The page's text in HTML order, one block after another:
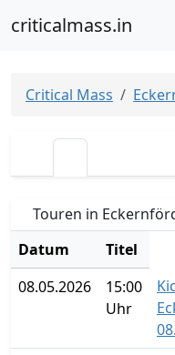
criticalmass.in
Critical Mass
Touren in
Datum
Titel
08.05.2026
15:00
Uhr